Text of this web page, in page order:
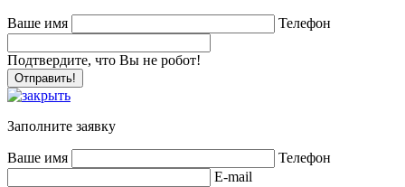
Ваше имя Телефон
Подтвердите, что Вы не робот!
Заполните заявку
Ваше имя
Телефон
E-mail